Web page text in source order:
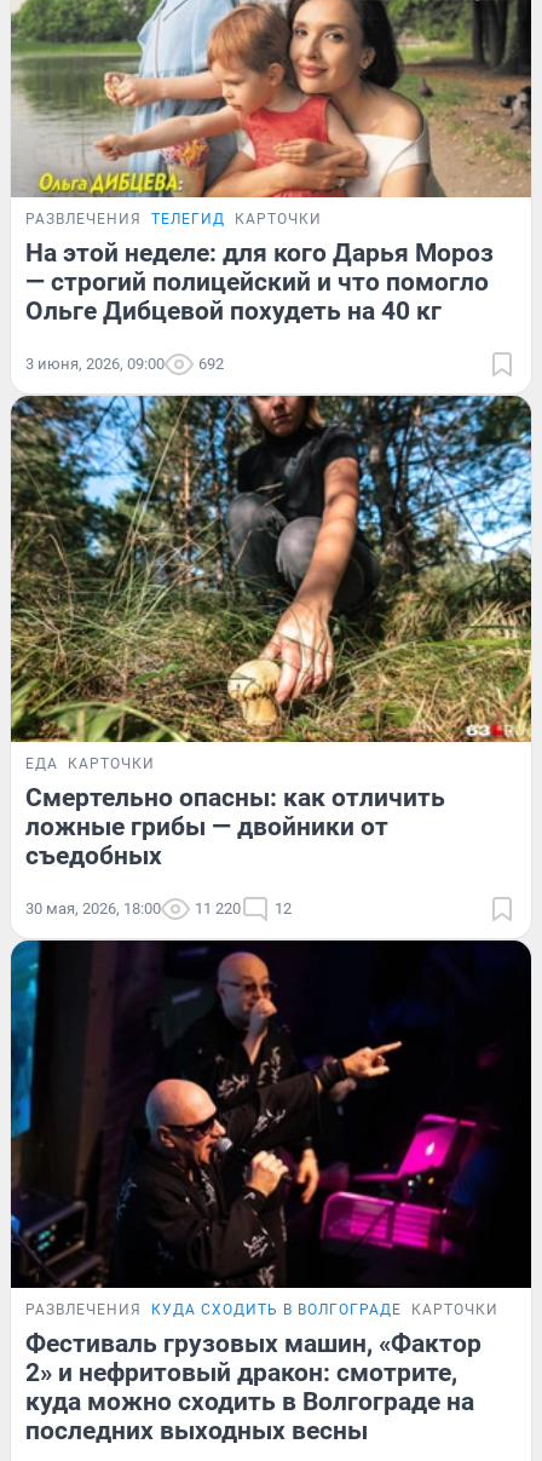
РАЗВЛЕЧЕНИЯ ТЕЛЕГИД КАРТОЧКИ
На этой неделе: для кого Дарья Мороз
— строгий полицейский и что помогло
Ольге Дибцевой похудеть на 40 кг
3 июня, 2026, 09:00 692
ЕДА КАРТОЧКИ
Смертельно опасны: как отличить
ложные грибы — двойники от
съедобных
30 мая, 2026, 18:00 11 220 12
РАЗВЛЕЧЕНИЯ КУДА СХОДИТЬ В ВОЛГОГРАДЕ КАРТОЧКИ
Фестиваль грузовых машин, «Фактор
2» и нефритовый дракон: смотрите,
куда можно сходить в Волгограде на
последних выходных весны